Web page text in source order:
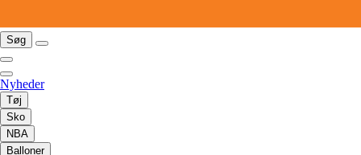
Søg
Nyheder
Tøj
Sko
NBA
Balloner